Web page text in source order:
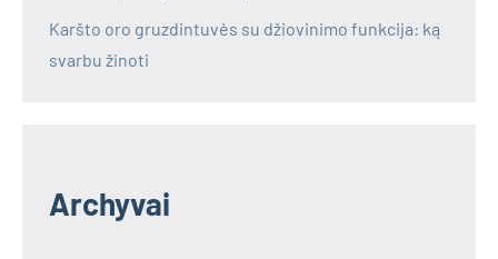
Karšto oro gruzdintuvės su džiovinimo funkcija: ką
svarbu žinoti
Archyvai